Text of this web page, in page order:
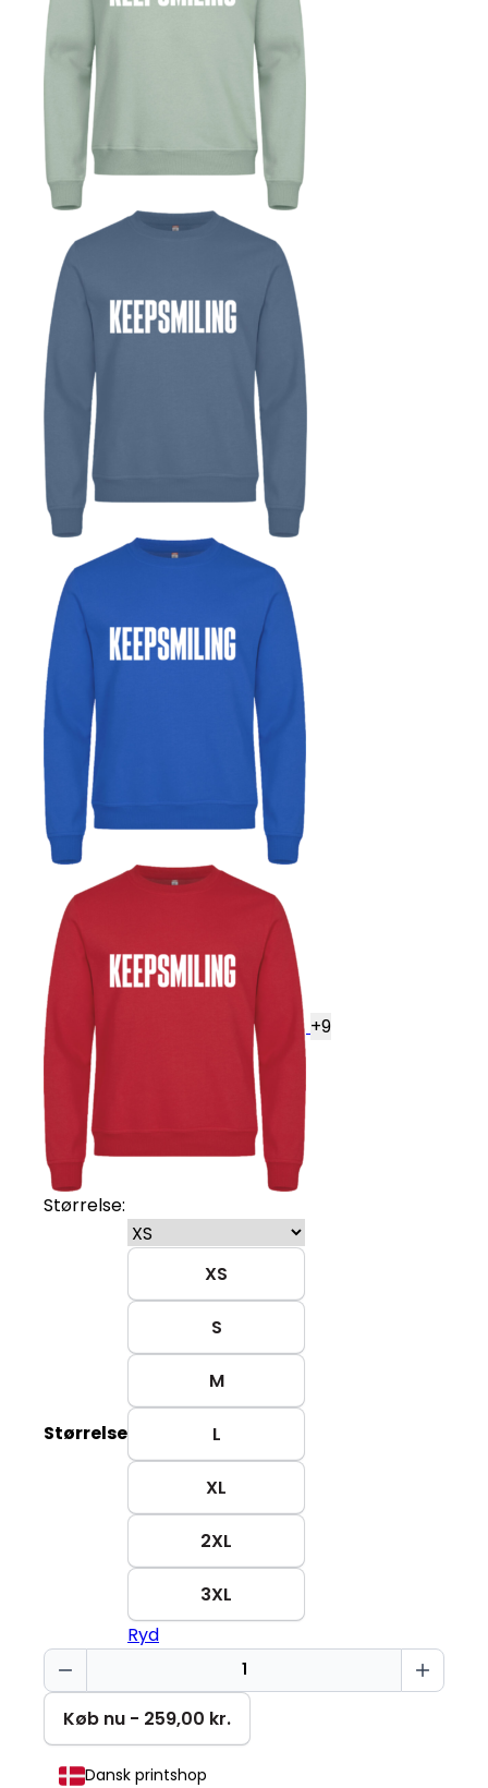
+9
Størrelse:
Størrelse
XS
S
M
L
XL
2XL
3XL
Ryd
Keep
smiling
Miami
Roundneck
antal
Køb nu - 259,00 kr.
Dansk printshop